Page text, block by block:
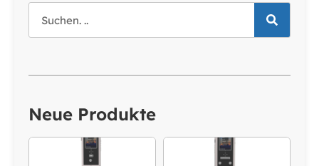
Neue Produkte